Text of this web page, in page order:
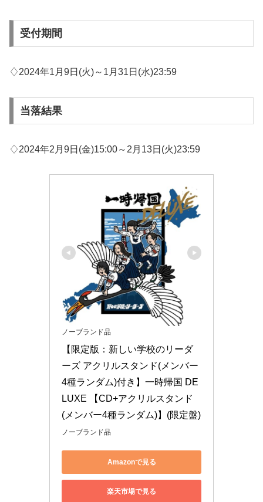
受付期間
♢2024年1月9日(火)～1月31日(水)23:59
当落結果
♢2024年2月9日(金)15:00～2月13日(火)23:59
ノーブランド品
【限定版：新しい学校のリーダ
ーズ アクリルスタンド(メンバー
4種ランダム)付き】一時帰国 DE
LUXE 【CD+アクリルスタンド
(メンバー4種ランダム)】(限定盤)
ノーブランド品
Amazonで見る
楽天市場で見る